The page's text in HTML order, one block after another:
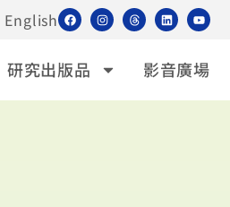
English
研究出版品 影音廣場